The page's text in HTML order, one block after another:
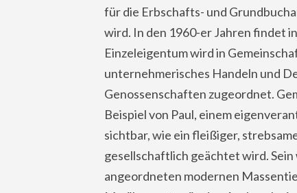
für die Erbschafts- und
wird. In den 1960-er Jahren findet
Einzeleigentum wird in
unternehmerisches Handeln und
Genossenschaften zugeordnet.
Beispiel von Paul, einem
sichtbar, wie ein fleißiger,
gesellschaftlich geächtet wird.
angeordneten modernen